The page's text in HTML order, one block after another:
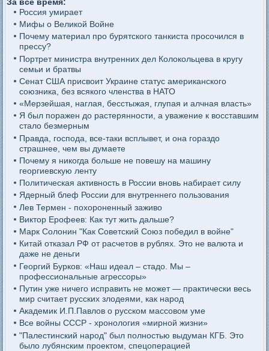
Россия умирает
Мифы о Великой Войне
Почему материал про бурятского танкиста просочился в
прессу?
Портрет министра внутренних дел Колокольцева в кругу
семьи и братвы
Сенат США присвоит Украине статус американского
союзника, без всякого членства в НАТО
«Мерзейшая, наглая, бесстыжая, глупая и алчная власть»
Я был поражен до растерянности, а уважение к восставшим
стало безмерным
Правда, господа, все-таки всплывет, и она гораздо
страшнее, чем вы думаете
Почему я никогда больше не повешу на машину
георгиевскую ленту
Политическая активность в России вновь набирает силу
Ядерный блеф России для внутреннего пользования
Лев Термен - похороненный заживо
Виктор Ерофеев: Как тут жить дальше?
Марк Солонин "Как Советский Союз победил в войне"
Китай отказал РФ от расчетов в рублях. Это не валюта и
даже не деньги
Георгий Бурков: «Наш идеал – стадо. Мы –
профессиональные агрессоры»
Путин уже ничего исправить не может — практически весь
мир считает русских злодеями, как народ
Академик И.П.Павлов о русском массовом уме
Все войны СССР - хронология «мирной жизни»
"Палестинский народ" был полностью выдуман КГБ. Это
было лубянским проектом, спецоперацией